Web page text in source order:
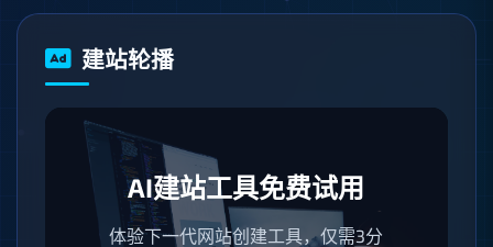
建站轮播
AI建站工具免费试用
体验下一代网站创建工具，仅需3分